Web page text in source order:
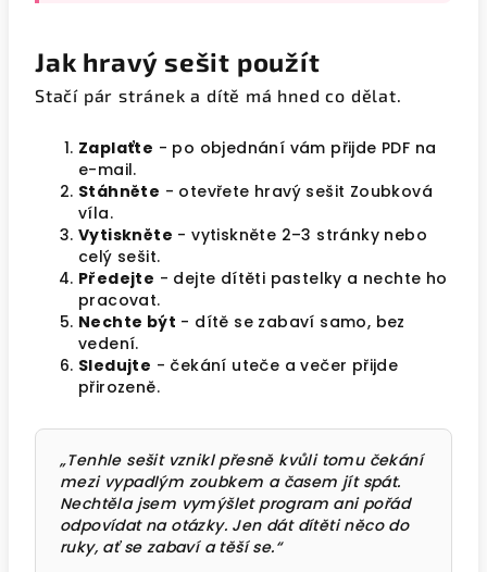
Jak hravý sešit použít
Stačí pár stránek a dítě má hned co dělat.
Zaplaťte - po objednání vám přijde PDF na
e-mail.
Stáhněte - otevřete hravý sešit Zoubková
víla.
Vytiskněte - vytiskněte 2–3 stránky nebo
celý sešit.
Předejte - dejte dítěti pastelky a nechte ho
pracovat.
Nechte být - dítě se zabaví samo, bez
vedení.
Sledujte - čekání uteče a večer přijde
přirozeně.
„Tenhle sešit vznikl přesně kvůli tomu čekání
mezi vypadlým zoubkem a časem jít spát.
Nechtěla jsem vymýšlet program ani pořád
odpovídat na otázky. Jen dát dítěti něco do
ruky, ať se zabaví a těší se.“